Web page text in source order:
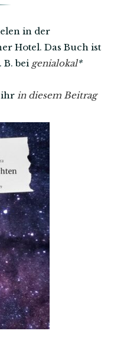
in der
Hotel. Das Buch ist
B. bei genialokal*
ihr in diesem Beitrag